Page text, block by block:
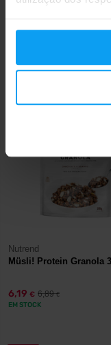
Nutrend
N1 Drink 330 ml
2,19€ 2,39€
Nutrend
Müsli! Protein Granola
6,19 € 6,89€
EM STOCK